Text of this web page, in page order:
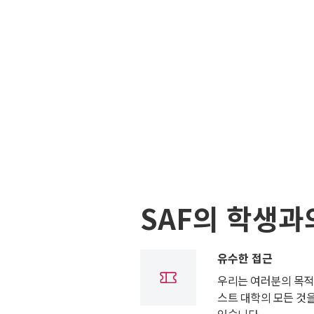
SAF의 학생과
유수한 접근
우리는 여러분의 목
스트 대학의 모든 것